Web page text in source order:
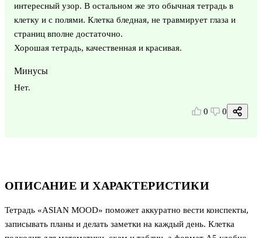
ОПИСАНИЕ И ХАРАКТЕРИСТИКИ
Тетрадь «ASIAN MOOD» поможет аккуратно вести конспекты,
записывать планы и делать заметки на каждый день. Клетка
интересный узор. В остальном же это обычная тетрадь в
клетку и с полями. Клетка бледная, не травмирует глаза и
страниц вполне достаточно.
Хорошая тетрадь, качественная и красивая.
Минусы
Нет.
0 0